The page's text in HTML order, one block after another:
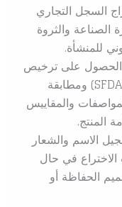
السجل التجاري
والثروة
للمنشأة.
على ترخيص
الهيئة العامة للغذاء والدواء (SFDA) ومطابقة
والمقاييس
الاسم والشعار
في حال
الحفاظة أو